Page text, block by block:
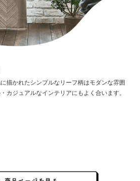
描かれたシンプルなリーフ柄はモダンな雰囲
カジュアルなインテリアにもよく合います。